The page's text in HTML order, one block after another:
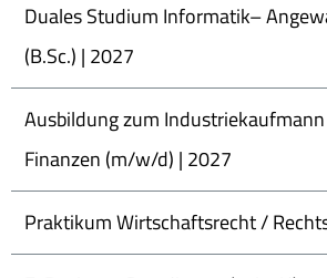
Duales Studium Informatik–
(B.Sc.) | 2027
Ausbildung zum
Finanzen (m/w/d) | 2027
Praktikum Wirtschaftsrecht /